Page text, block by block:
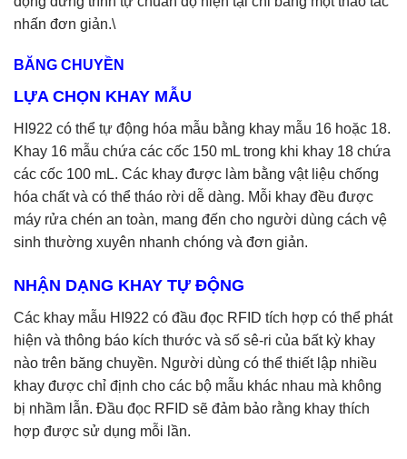
nhấn đơn giản.\
BĂNG CHUYỀN
LỰA CHỌN KHAY MẪU
HI922 có thể tự động hóa mẫu bằng khay mẫu 16 hoặc 18.
Khay 16 mẫu chứa các cốc 150 mL trong khi khay 18 chứa
các cốc 100 mL. Các khay được làm bằng vật liệu chống
hóa chất và có thể tháo rời dễ dàng. Mỗi khay đều được
máy rửa chén an toàn, mang đến cho người dùng cách vệ
sinh thường xuyên nhanh chóng và đơn giản.
NHẬN DẠNG KHAY TỰ ĐỘNG
Các khay mẫu HI922 có đầu đọc RFID tích hợp có thể phát
hiện và thông báo kích thước và số sê-ri của bất kỳ khay
nào trên băng chuyền. Người dùng có thể thiết lập nhiều
khay được chỉ định cho các bộ mẫu khác nhau mà không
bị nhầm lẫn. Đầu đọc RFID sẽ đảm bảo rằng khay thích
hợp được sử dụng mỗi lần.